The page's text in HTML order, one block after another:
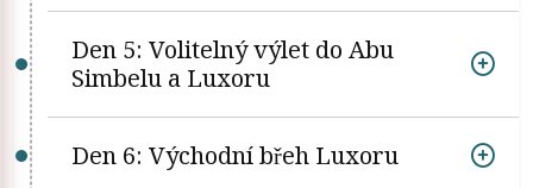
Den 5: Volitelný výlet do Abu
Simbelu a Luxoru
Den 6: Východní břeh Luxoru